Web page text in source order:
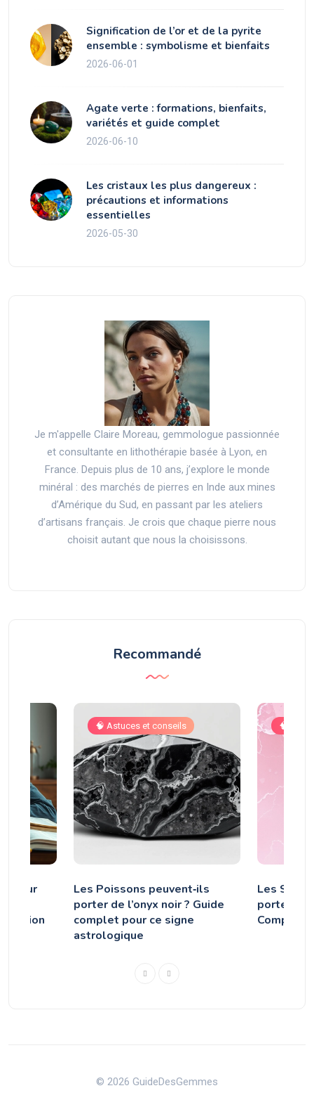
Signification de l’or et de la pyrite
ensemble : symbolisme et bienfaits
2026-06-01
Agate verte : formations, bienfaits,
variétés et guide complet
2026-06-10
Les cristaux les plus dangereux :
précautions et informations
essentielles
2026-05-30
Je m'appelle Claire Moreau, gemmologue passionnée
et consultante en lithothérapie basée à Lyon, en
France. Depuis plus de 10 ans, j’explore le monde
minéral : des marchés de pierres en Inde aux mines
d’Amérique du Sud, en passant par les ateliers
d’artisans français. Je crois que chaque pierre nous
choisit autant que nous la choisissons.
Recommandé
pour
🧠 Astuces et conseils
Les Poissons peuvent‑ils
porter de l’onyx noir ? Guide
complet pour ce signe
astrologique
🧠
Les
porter le
© 2026 GuideDesGemmes